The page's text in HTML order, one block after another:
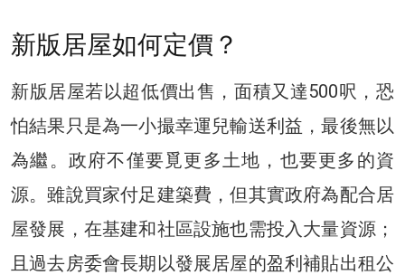
新版居屋如何定價？
新版居屋若以超低價出售，面積又達500呎，恐
怕結果只是為一小撮幸運兒輸送利益，最後無以
為繼。政府不僅要覓更多土地，也要更多的資
源。雖說買家付足建築費，但其實政府為配合居
屋發展，在基建和社區設施也需投入大量資源；
且過去房委會長期以發展居屋的盈利補貼出租公